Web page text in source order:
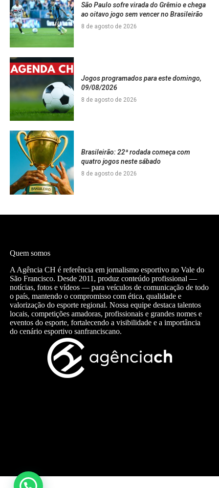
São Paulo sofre virada do Grêmio e chega
ao oitavo jogo sem vencer no Brasileirão
8 de agosto de 2026
Jogos programados para este domingo,
09/08/2026
8 de agosto de 2026
Brasileirão: 22ª rodada começa com
quatro jogos neste sábado
8 de agosto de 2026
Quem somos
A Agência CH é referência em jornalismo esportivo no Vale do
São Francisco. Desde 2011, produz conteúdo profissional —
notícias, fotos e vídeos — para veículos de comunicação de todo
o país, mantendo o compromisso com ética, qualidade e
valorização do esporte regional. Nossa equipe destaca talentos
locais, competições amadoras, profissionais e grandes nomes e
eventos do esporte, fortalecendo a visibilidade e a importância
do cenário esportivo sanfranciscano.